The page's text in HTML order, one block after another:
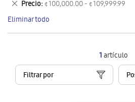
1artículo
Filtrar por
artículo
Precio ¢ 100,000.00 - ¢ 109,999.99
Eliminar
este
artículo
Eliminar todo